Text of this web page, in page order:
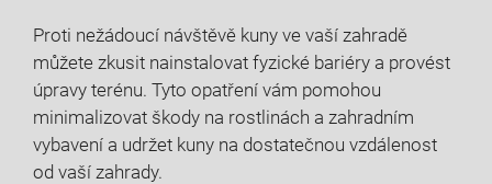
Proti nežádoucí návštěvě kuny ve vaší zahradě
můžete zkusit nainstalovat fyzické bariéry a provést
úpravy terénu. Tyto opatření vám pomohou
minimalizovat škody na rostlinách a zahradním
vybavení a udržet kuny na dostatečnou vzdálenost
od vaší zahrady.